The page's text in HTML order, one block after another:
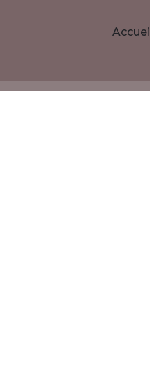
Accueil